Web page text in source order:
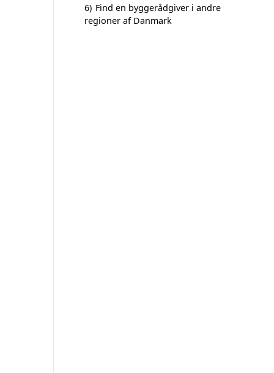
6) Find en byggerådgiver i andre
regioner af Danmark